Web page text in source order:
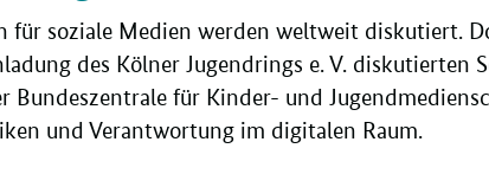
für soziale Medien werden weltweit diskutiert.
des Kölner Jugendrings e. V. diskutierten
Bundeszentrale für Kinder- und
und Verantwortung im digitalen Raum.